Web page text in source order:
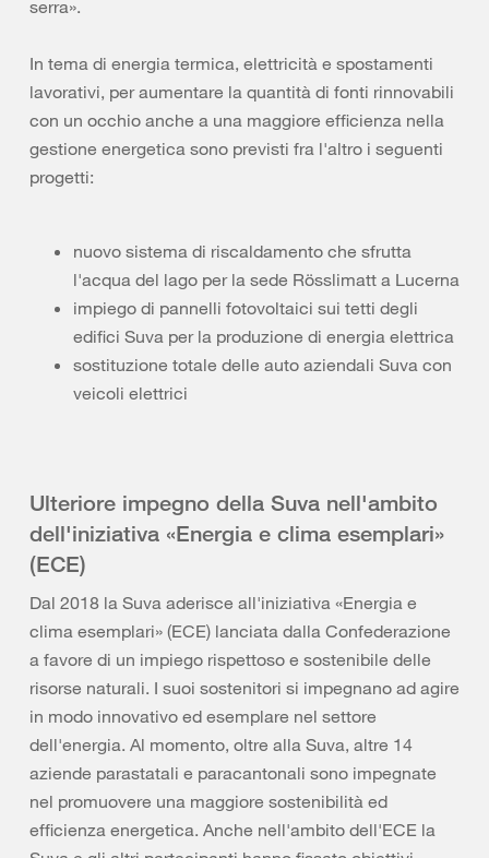
serra».
In tema di energia termica, elettricità e spostamenti
lavorativi, per aumentare la quantità di fonti rinnovabili
con un occhio anche a una maggiore efficienza nella
gestione energetica sono previsti fra l'altro i seguenti
progetti:
nuovo sistema di riscaldamento che sfrutta
l'acqua del lago per la sede Rösslimatt a Lucerna
impiego di pannelli fotovoltaici sui tetti degli
edifici Suva per la produzione di energia elettrica
sostituzione totale delle auto aziendali Suva con
veicoli elettrici
Ulteriore impegno della Suva nell'ambito
dell'iniziativa «Energia e clima esemplari»
(ECE)
Dal 2018 la Suva aderisce all'iniziativa «Energia e
clima esemplari» (ECE) lanciata dalla Confederazione
a favore di un impiego rispettoso e sostenibile delle
risorse naturali. I suoi sostenitori si impegnano ad agire
in modo innovativo ed esemplare nel settore
dell'energia. Al momento, oltre alla Suva, altre 14
aziende parastatali e paracantonali sono impegnate
nel promuovere una maggiore sostenibilità ed
efficienza energetica. Anche nell'ambito dell'ECE la